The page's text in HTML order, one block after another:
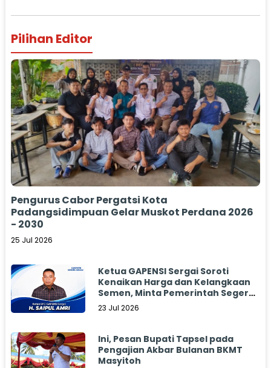
Pilihan Editor
Pengurus Cabor Pergatsi Kota
Padangsidimpuan Gelar Muskot Perdana 2026
- 2030
25 Jul 2026
Ketua GAPENSI Sergai Soroti
Kenaikan Harga dan Kelangkaan
Semen, Minta Pemerintah Segera
Bertindak
23 Jul 2026
Ini, Pesan Bupati Tapsel pada
Pengajian Akbar Bulanan BKMT
Masyitoh